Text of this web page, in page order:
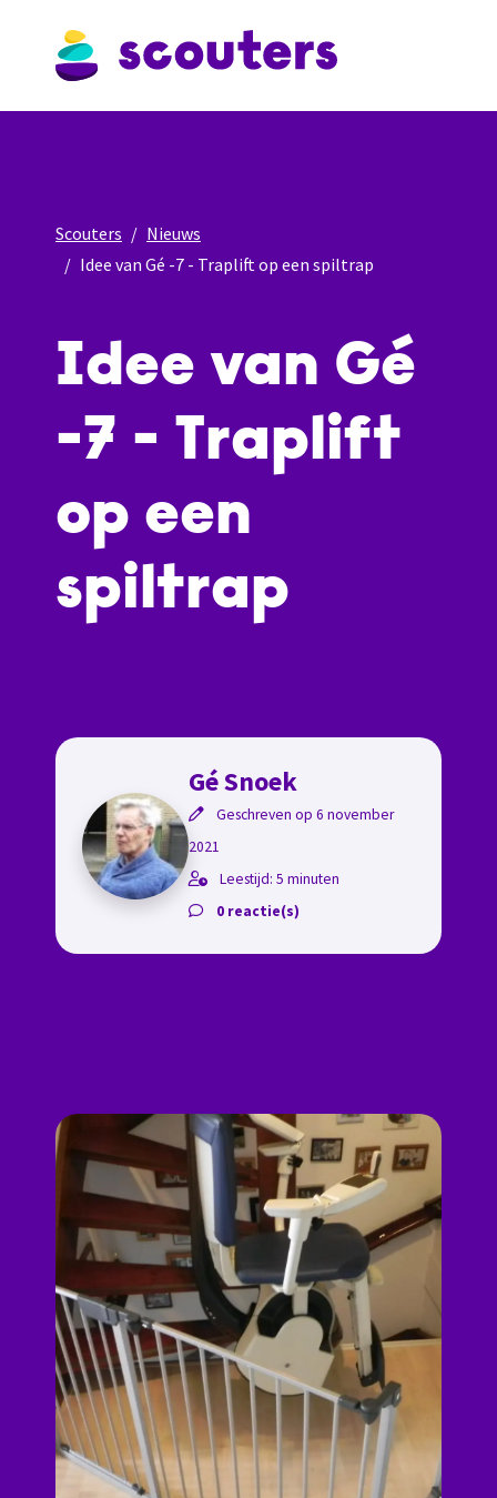
Scouters
Nieuws
Idee van Gé -7 - Traplift op een spiltrap
Idee van Gé
-7 - Traplift
op een
spiltrap
Gé Snoek
Geschreven op 6 november
2021
Leestijd: 5 minuten
0 reactie(s)